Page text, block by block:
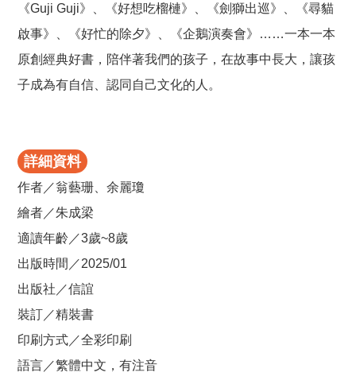
《Guji Guji》、《好想吃榴槤》、《劍獅出巡》、《尋貓
啟事》、《好忙的除夕》、《企鵝演奏會》……一本一本
原創經典好書，陪伴著我們的孩子，在故事中長大，讓孩
子成為有自信、認同自己文化的人。
詳細資料
作者／翁藝珊、余麗瓊
繪者／朱成梁
適讀年齡／3歲~8歲
出版時間／2025/01
出版社／信誼
裝訂／精裝書
印刷方式／全彩印刷
語言／繁體中文，有注音